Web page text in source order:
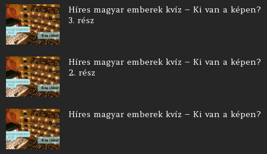
Híres magyar emberek kvíz – Ki van a képen?
3. rész
Híres magyar emberek kvíz – Ki van a képen?
2. rész
Híres magyar emberek kvíz – Ki van a képen?